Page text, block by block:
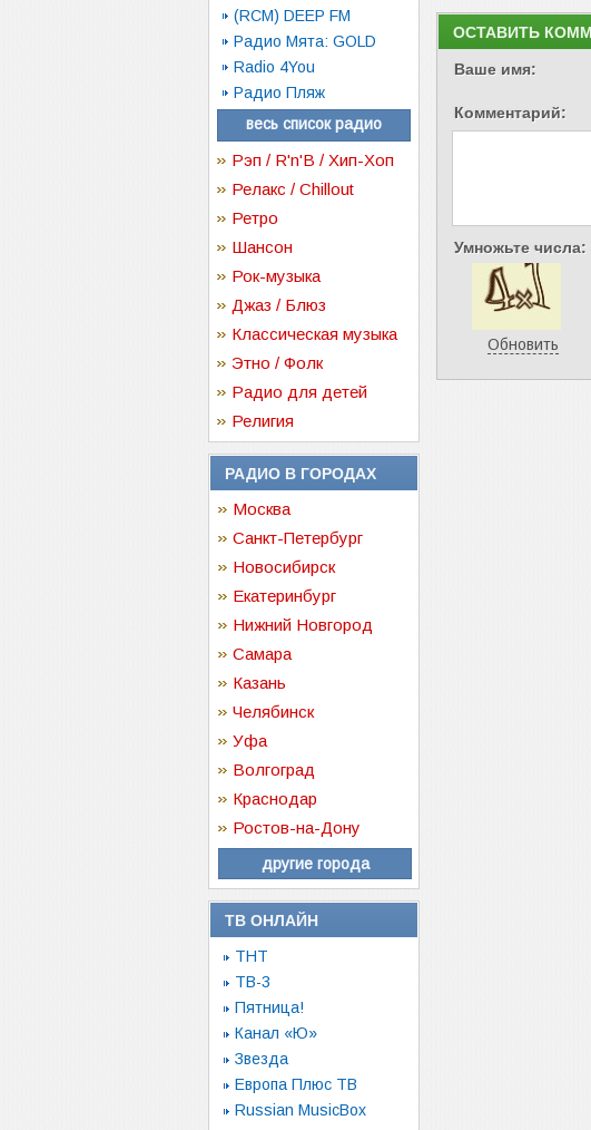
(RCM) DEEP FM
Радио Мята: GOLD
Radio 4You
Радио Пляж
весь список радио
Рэп / R'n'B / Хип-Хоп
Релакс / Chillout
Ретро
Шансон
Рок-музыка
Джаз / Блюз
Классическая музыка
Этно / Фолк
Радио для детей
Религия
РАДИО В ГОРОДАХ
Москва
Санкт-Петербург
Новосибирск
Екатеринбург
Нижний Новгород
Самара
Казань
Челябинск
Уфа
Волгоград
Краснодар
Ростов-на-Дону
другие города
ТВ ОНЛАЙН
ТНТ
ТВ-3
Пятница!
Канал «Ю»
Звезда
Европа Плюс ТВ
Russian MusicBox
ОСТАВИТЬ
Ваше имя:
Комментарий:
Умножьте числа:
Обновить